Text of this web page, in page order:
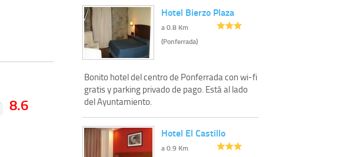
8.6
Hotel Bierzo Plaza
a 0.8 Km
(Ponferrada)
Bonito hotel del centro de Ponferrada con wi-fi
gratis y parking privado de pago. Está al lado
del Ayuntamiento.
Hotel El Castillo
a 0.9 Km